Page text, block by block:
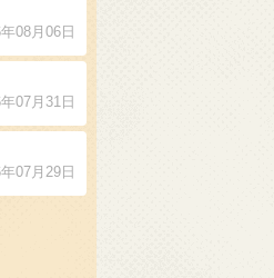
08月06日
07月31日
07月29日